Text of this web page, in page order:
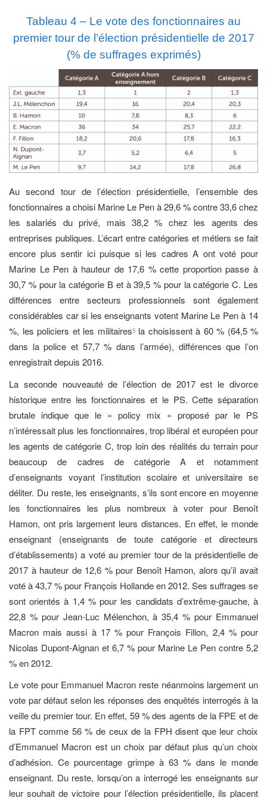
Tableau 4 – Le vote des fonctionnaires au
premier tour de l’élection présidentielle de 2017
(% de suffrages exprimés)
Au second tour de l’élection présidentielle, l’ensemble des
fonctionnaires a choisi Marine Le Pen à 29,6 % contre 33,6 chez
les salariés du privé, mais 38,2 % chez les agents des
entreprises publiques. L’écart entre catégories et métiers se fait
encore plus sentir ici puisque si les cadres A ont voté pour
Marine Le Pen à hauteur de 17,6 % cette proportion passe à
30,7 % pour la catégorie B et à 39,5 % pour la catégorie C. Les
différences entre secteurs professionnels sont également
considérables car si les enseignants votent Marine Le Pen à 14
%, les policiers et les militaires5la choisissent à 60 % (64,5 %
dans la police et 57,7 % dans l’armée), différences que l’on
enregistrait depuis 2016.
La seconde nouveauté de l’élection de 2017 est le divorce
historique entre les fonctionnaires et le PS. Cette séparation
brutale indique que le « policy mix » proposé par le PS
n’intéressait plus les fonctionnaires, trop libéral et européen pour
les agents de catégorie C, trop loin des réalités du terrain pour
beaucoup de cadres de catégorie A et notamment
d’enseignants voyant l’institution scolaire et universitaire se
déliter. Du reste, les enseignants, s’ils sont encore en moyenne
les fonctionnaires les plus nombreux à voter pour Benoît
Hamon, ont pris largement leurs distances. En effet, le monde
enseignant (enseignants de toute catégorie et directeurs
d’établissements) a voté au premier tour de la présidentielle de
2017 à hauteur de 12,6 % pour Benoît Hamon, alors qu’il avait
voté à 43,7 % pour François Hollande en 2012. Ses suffrages se
sont orientés à 1,4 % pour les candidats d’extrême-gauche, à
22,8 % pour Jean-Luc Mélenchon, à 35,4 % pour Emmanuel
Macron mais aussi à 17 % pour François Fillon, 2,4 % pour
Nicolas Dupont-Aignan et 6,7 % pour Marine Le Pen contre 5,2
% en 2012.
Le vote pour Emmanuel Macron reste néanmoins largement un
vote par défaut selon les réponses des enquêtés interrogés à la
veille du premier tour. En effet, 59 % des agents de la FPE et de
la FPT comme 56 % de ceux de la FPH disent que leur choix
d’Emmanuel Macron est un choix par défaut plus qu’un choix
d’adhésion. Ce pourcentage grimpe à 63 % dans le monde
enseignant. Du reste, lorsqu’on a interrogé les enseignants sur
leur souhait de victoire pour l’élection présidentielle, ils placent